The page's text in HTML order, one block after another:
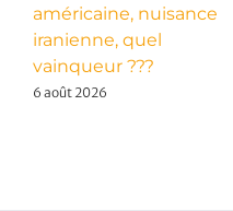
américaine, nuisance
iranienne, quel
vainqueur ???
6 août 2026